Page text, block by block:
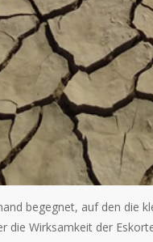
begegnet, auf den die
die Wirksamkeit der